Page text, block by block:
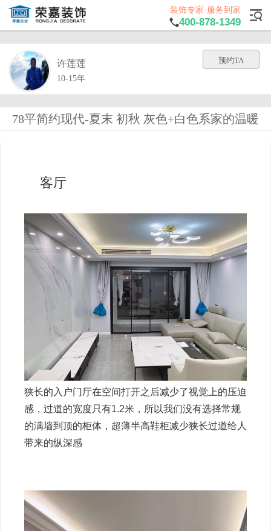
装饰专家·服务到家
400-878-1349
许莲莲
10-15年
预约TA
78平简约现代-夏末 初秋 灰色+白色系家的温暖
客厅
狭长的入户门厅在空间打开之后减少了视觉上的压迫
感，过道的宽度只有1.2米，所以我们没有选择常规
的满墙到顶的柜体，超薄半高鞋柜减少狭长过道给人
带来的纵深感